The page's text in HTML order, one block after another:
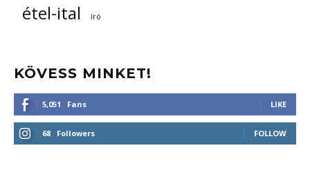
étel-ital író
KÖVESS MINKET!
5,051 Fans LIKE
68 Followers FOLLOW